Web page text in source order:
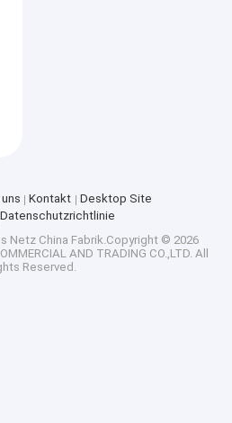
Kontakt
Desktop Site
Datenschutzrichtlinie
NetzChina Fabrik.Copyright © 2026
AND TRADING CO.,LTD. All
Reserved.